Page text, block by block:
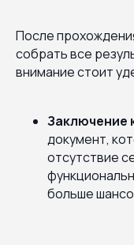
После
собрать все
внимание стоит
Заключение
документ,
отсутствие
больше